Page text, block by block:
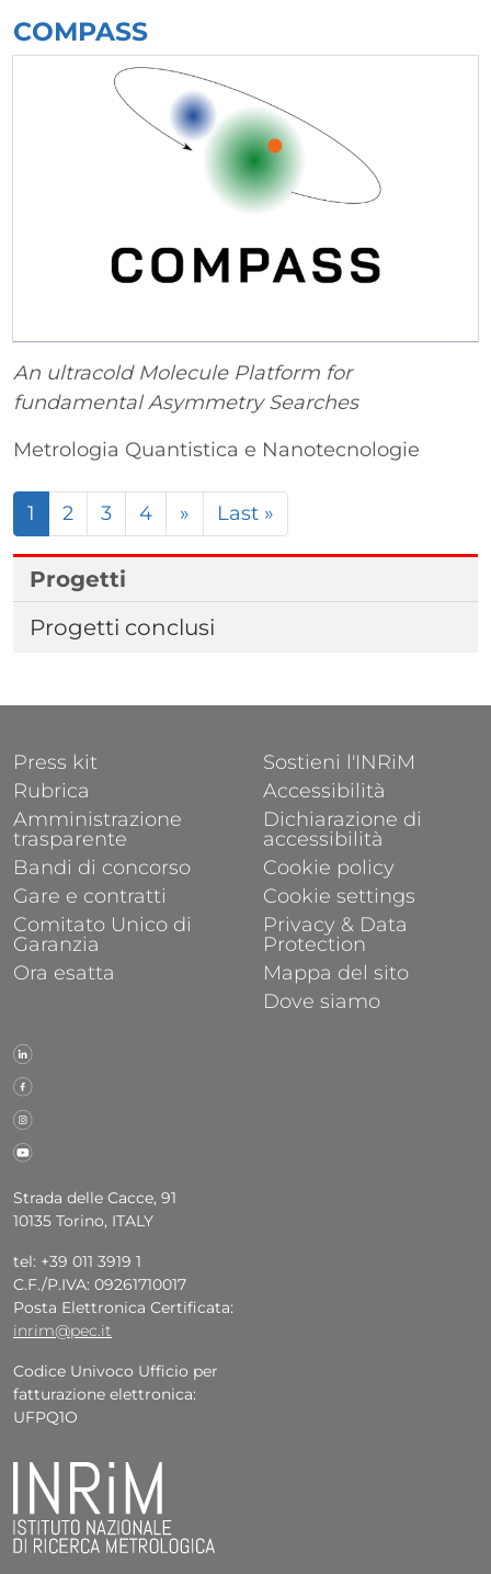
COMPASS
An ultracold Molecule Platform for
fundamental Asymmetry Searches
Metrologia Quantistica e Nanotecnologie
Paginazione
1 2 3 4 » Pagina successiva
Last »
Progetti
Progetti conclusi
Strada delle Cacce, 91
10135 Torino, ITALY
tel: +39 011 3919 1
C.F./P.IVA: 09261710017
Posta Elettronica Certificata:
inrim@pec.it
Codice Univoco Ufficio per
fatturazione elettronica:
UFPQ1O
FOOTER 1
Press kit
Rubrica
Amministrazione
trasparente
Bandi di concorso
Gare e contratti
Comitato Unico di
Garanzia
Ora esatta
FOOTER 2
Sostieni l'INRiM
Accessibilità
Dichiarazione di
accessibilità
Cookie policy
Cookie settings
Privacy & Data
Protection
Mappa del sito
Dove siamo